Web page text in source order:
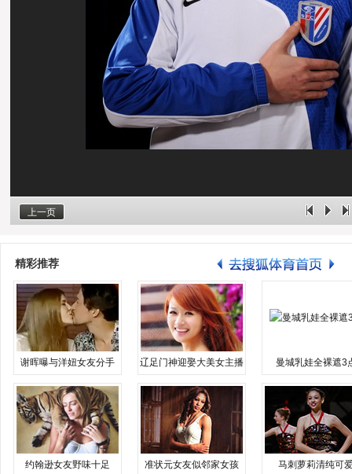
上一页
精彩推荐
谢晖曝与洋妞女友分手 辽足门神迎娶大美女主播 曼城乳娃全裸遮3
约翰逊女友野味十足 准状元女友似邻家女孩 马刺萝莉清纯可